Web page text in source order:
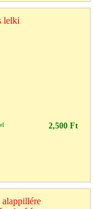
lelki
2,500 Ft
alappillére